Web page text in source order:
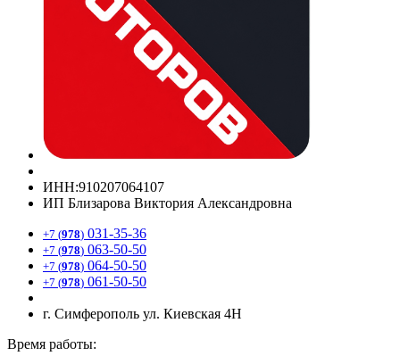
ИНН:910207064107
ИП Близарова Виктория Александровна
+7 (978) 031-35-36
+7 (978) 063-50-50
+7 (978) 064-50-50
+7 (978) 061-50-50
г. Симферополь ул. Киевская 4Н
Время работы: